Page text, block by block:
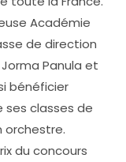
Académie
de direction
Panula et
bénéficier
ses classes de
orchestre.
du concours